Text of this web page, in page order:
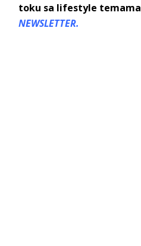
toku sa lifestyle temama
NEWSLETTER.